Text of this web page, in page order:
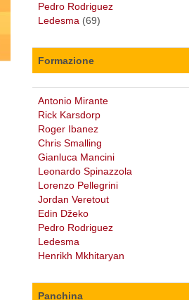
Pedro Rodriguez
Ledesma (69)
Formazione
Antonio Mirante
Rick Karsdorp
Roger Ibanez
Chris Smalling
Gianluca Mancini
Leonardo Spinazzola
Lorenzo Pellegrini
Jordan Veretout
Edin Džeko
Pedro Rodriguez
Ledesma
Henrikh Mkhitaryan
Panchina